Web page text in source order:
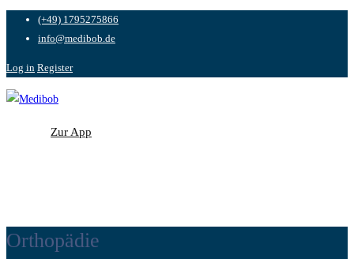
(+49) 1795275866
info@medibob.de
Log in Register
Zur App
Orthopädie